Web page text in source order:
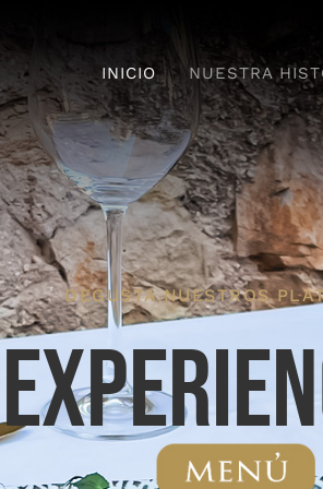
INICIO NUESTRA
DEGUSTA NUESTROS